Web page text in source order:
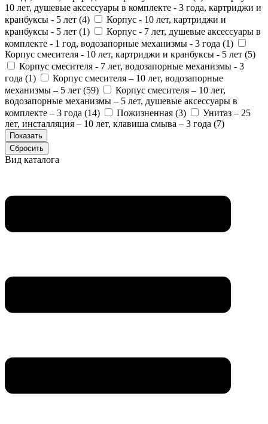
10 лет, душевые аксессуары в комплекте - 3 года, картриджи и
кранбуксы - 5 лет (4)
Корпус - 10 лет, картриджи и
кранбуксы - 5 лет (1)
Корпус - 7 лет, душевые аксессуары в
комплекте - 1 год, водозапорные механизмы - 3 года (1)
Корпус смесителя - 10 лет, картриджи и кранбуксы - 5 лет (5)
Корпус смесителя - 7 лет, водозапорные механизмы - 3
года (1)
Корпус смесителя – 10 лет, водозапорные
механизмы – 5 лет (59)
Корпус смесителя – 10 лет,
водозапорные механизмы – 5 лет, душевые аксессуары в
комплекте – 3 года (14) Пожизненная (3)
Унитаз – 25
лет, инсталляция – 10 лет, клавиша смыва – 3 года (7)
Вид каталога